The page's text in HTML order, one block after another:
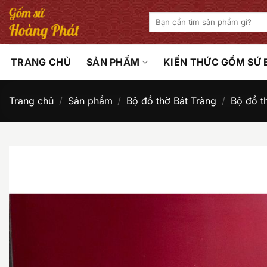
Bỏ
qua
nội
Tìm
kiếm:
TRANG CHỦ SẢN PHẨM KIẾN THỨC GỐM SỨ
Trang chủ / Sản phẩm / Bộ đồ thờ Bát Tràng / Bộ đồ